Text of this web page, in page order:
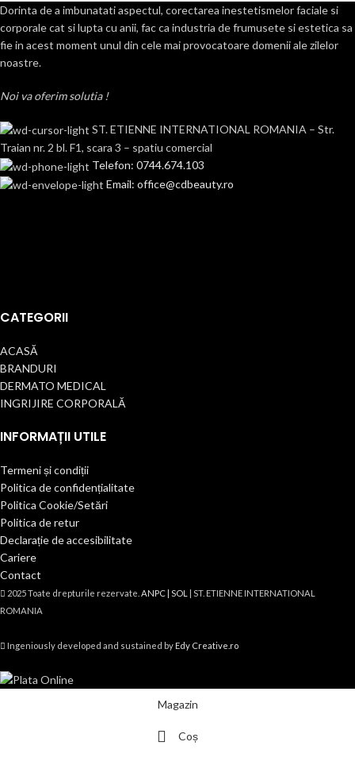
Dorinta de a imbunatati aspectul, corectarea inestetismelor faciale si
corporale cat si lupta cu anii, fac ca industria de frumusete si estetica sa
fie in acest moment unul din cele mai provocatoare domenii ale zilelor
noastre.
Noi va oferim solutia !
ST. ETIENNE INTERNATIONAL ROMANIA – Str.
Traian nr. 2 bl. F1, scara 3 – spatiu comercial
Telefon: 0744.674.103
Email: office@cdbeauty.ro
CATEGORII
ACASĂ
BRANDURI
DERMATO MEDICAL
INGRIJIRE CORPORALĂ
INFORMAȚII UTILE
Termeni și condiții
Politica de confidențialitate
Politica Cookie/Setări
Politica de retur
Declarație de accesibilitate
Cariere
Contact
2025 Toate drepturile rezervate. ANPC | SOL
| ST. ETIENNE INTERNATIONAL
ROMANIA
Ingeniously developed and sustained byEdy Creative.ro
Magazin
Coș